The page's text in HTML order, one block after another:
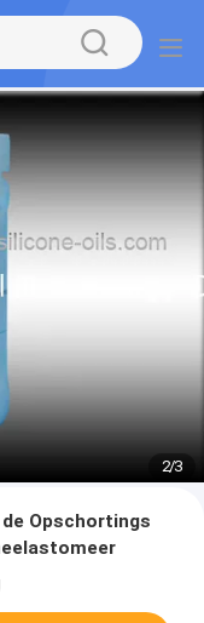
2/3
Opschortings